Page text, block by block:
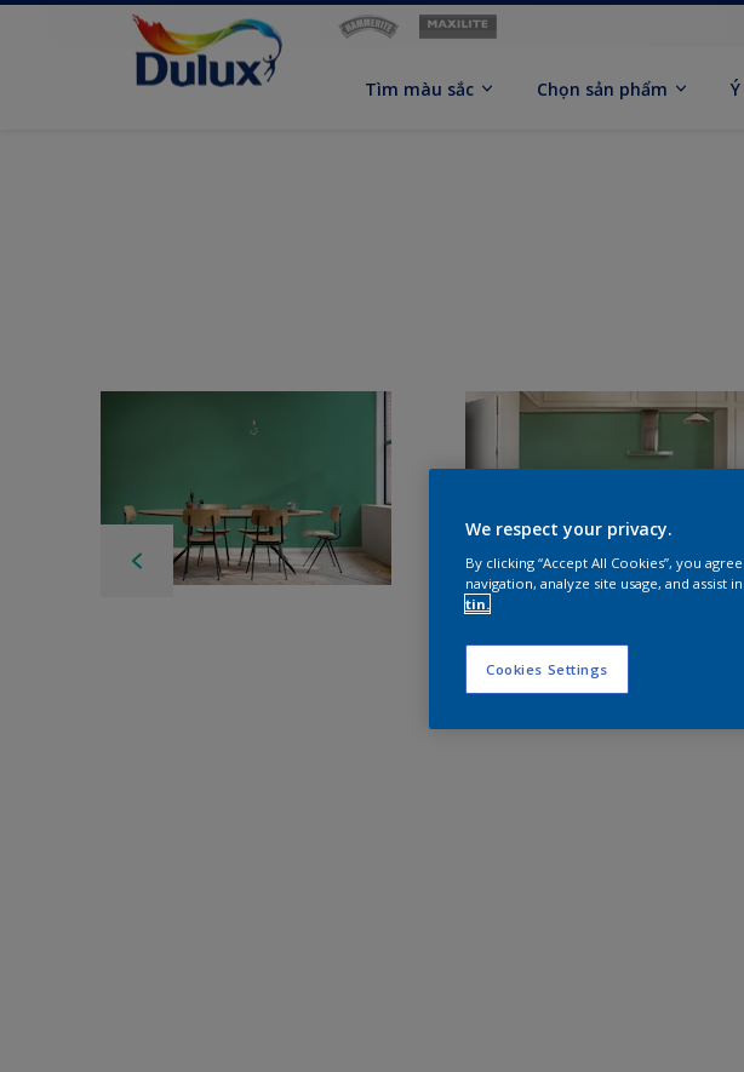
Tìm màu sắc Chọn sản phẩm
We respect your privacy.
By clicking “Accept All Cookies”, you
navigation, analyze site usage, and assist
tin.
Cookies Settings